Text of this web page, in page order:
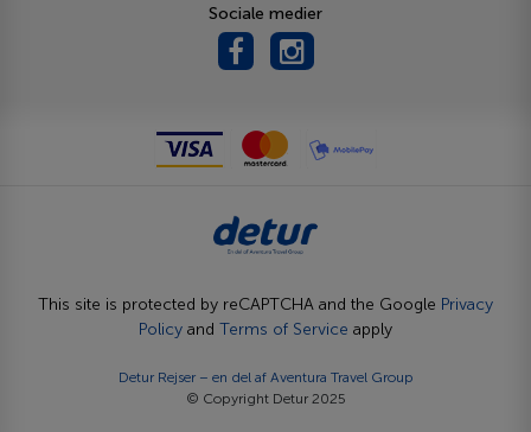
Sociale medier
This site is protected by reCAPTCHA and the Google Privacy
Policy and Terms of Service apply
Detur Rejser – en del af Aventura Travel Group
© Copyright Detur 2025